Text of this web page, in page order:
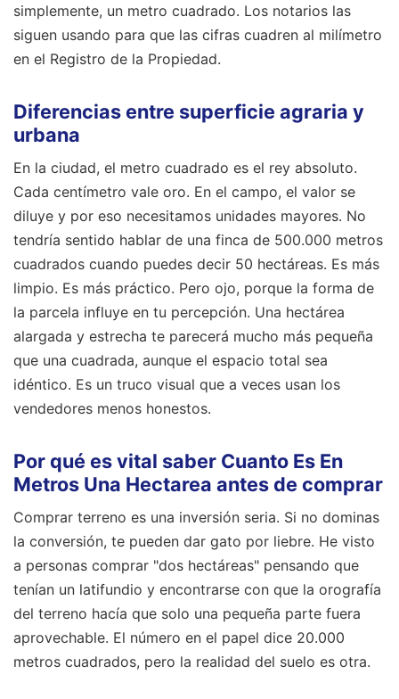
simplemente, un metro cuadrado. Los notarios las
siguen usando para que las cifras cuadren al milímetro
en el Registro de la Propiedad.
Diferencias entre superficie agraria y
urbana
En la ciudad, el metro cuadrado es el rey absoluto.
Cada centímetro vale oro. En el campo, el valor se
diluye y por eso necesitamos unidades mayores. No
tendría sentido hablar de una finca de 500.000 metros
cuadrados cuando puedes decir 50 hectáreas. Es más
limpio. Es más práctico. Pero ojo, porque la forma de
la parcela influye en tu percepción. Una hectárea
alargada y estrecha te parecerá mucho más pequeña
que una cuadrada, aunque el espacio total sea
idéntico. Es un truco visual que a veces usan los
vendedores menos honestos.
Por qué es vital saber Cuanto Es En
Metros Una Hectarea antes de comprar
Comprar terreno es una inversión seria. Si no dominas
la conversión, te pueden dar gato por liebre. He visto
a personas comprar "dos hectáreas" pensando que
tenían un latifundio y encontrarse con que la orografía
del terreno hacía que solo una pequeña parte fuera
aprovechable. El número en el papel dice 20.000
metros cuadrados, pero la realidad del suelo es otra.